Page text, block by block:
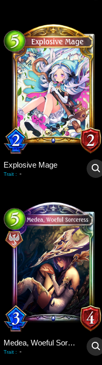
Explosive Mage
Trait : -
Medea, Woeful Sorceress
Trait : -